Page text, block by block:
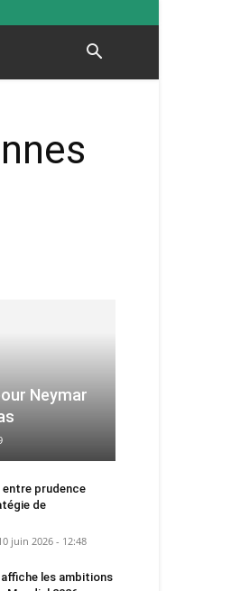
Neymar
entre prudence
de
juin 2026 - 12:48
affiche les ambitions